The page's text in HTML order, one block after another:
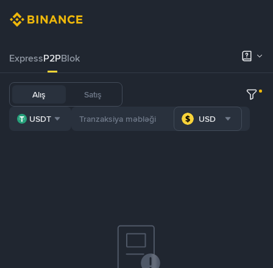
ExpressP2PBlok
Alış Satış
USDT USD